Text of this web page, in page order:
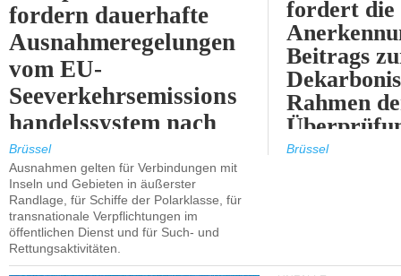
fordern dauerhafte
Ausnahmeregelungen
vom EU-
Seeverkehrsemissions
handelssystem nach
2030.
Brüssel
Ausnahmen gelten für Verbindungen mit
Inseln und Gebieten in äußerster
Randlage, für Schiffe der Polarklasse, für
transnationale Verpflichtungen im
öffentlichen Dienst und für Such- und
Rettungsaktivitäten.
fordert die
Beitrags
Rahmen
ETS.
Brüssel